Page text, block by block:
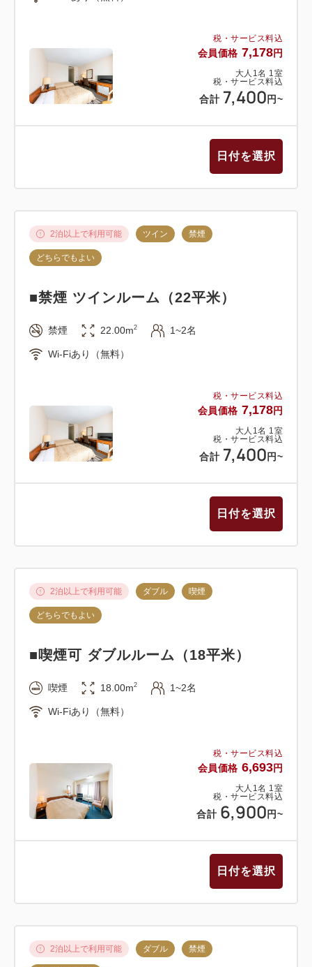
税・サービス料込
会員価格 7,178円
大人 1名 1室
税・サービス料込
合計 7,400 円~
日付を選択
税・サービス料込
会員価格 7,178円
大人 1名 1室
税・サービス料込
合計 7,400 円~
2泊以上で利用可能 ツイン 禁煙
どちらでもよい
■禁煙 ツインルーム（22平米）
禁煙 22.00m2 1~2名
Wi-Fiあり（無料）
日付を選択
税・サービス料込
会員価格 6,693円
大人 1名 1室
税・サービス料込
合計 6,900 円~
2泊以上で利用可能 ダブル 喫煙
どちらでもよい
■喫煙可 ダブルルーム（18平米）
喫煙 18.00m2 1~2名
Wi-Fiあり（無料）
日付を選択
2泊以上で利用可能 ダブル 禁煙